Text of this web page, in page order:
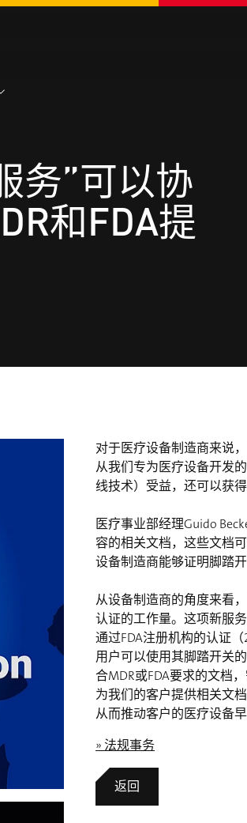
务”可以协
和FDA提
对于医疗设备制造商来说
从我们专为医疗设备开发
线技术）受益，还可以获
医疗事业部经理Guido
容的相关文档，这些文档
设备制造商能够证明脚踏
从设备制造商的角度来看
认证的工作量。这项新服
通过FDA注册机构的认证
用户可以使用其脚踏开关
合MDR或FDA要求的文档
为我们的客户提供相关文
从而推动客户的医疗设备
» 法规事务
返回